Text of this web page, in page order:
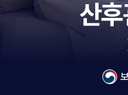
산